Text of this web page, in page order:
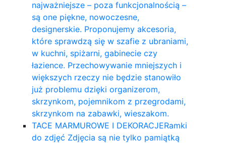
najważniejsze – poza funkcjonalnością –
są one piękne, nowoczesne,
designerskie. Proponujemy akcesoria,
które sprawdzą się w szafie z ubraniami,
w kuchni, spiżarni, gabinecie czy
łazience. Przechowywanie mniejszych i
większych rzeczy nie będzie stanowiło
już problemu dzięki organizerom,
skrzynkom, pojemnikom z przegrodami,
skrzynkom na zabawki, wieszakom.
TACE MARMUROWE I DEKORACJERamki
do zdjęć Zdjęcia są nie tylko pamiątką